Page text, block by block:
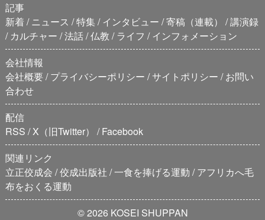
記事
新着
ニュース 特集 インタビュー 寄稿（連載）
講演録
カルチャー 法話 仏教 ライフ
インフォメーション
会社情報
会社概要 プライバシーポリシー サイトポリシー
お問い
合わせ
配信
RSS X（旧Twitter）
Facebook
関連リンク
立正佼成会 佼成出版社 一食を捧げる運動
アフリカへ毛
布をおくる運動
© 2026 KOSEI SHUPPAN